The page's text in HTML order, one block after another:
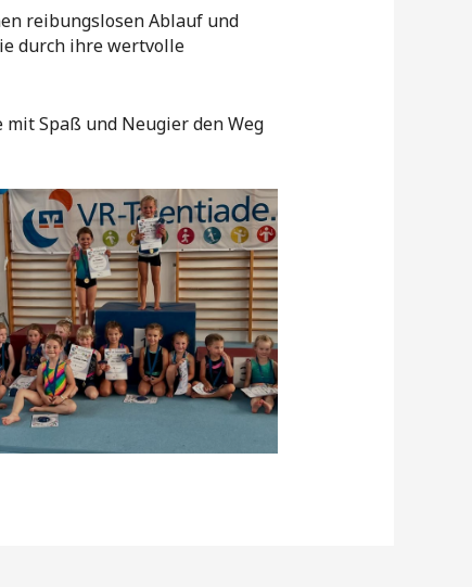
reibungslosen Ablauf und
durch ihre wertvolle
Spaß und Neugier den Weg